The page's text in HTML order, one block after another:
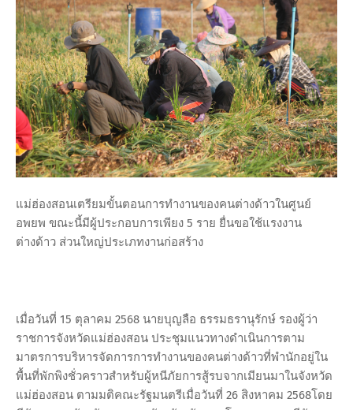
แม่ฮ่องสอนเตรียมขั้นตอนการทำงานของคนต่างด้าวในศูนย์
อพยพ ขณะนี้มีผู้ประกอบการเพียง 5 ราย ยื่นขอใช้แรงงาน
ต่างด้าว ส่วนใหญ่ประเภทงานก่อสร้าง
เมื่อวันที่ 15 ตุลาคม 2568 นายบุญลือ ธรรมธรานุรักษ์ รองผู้ว่า
ราชการจังหวัดแม่ฮ่องสอน ประชุมแนวทางดำเนินการตาม
มาตรการบริหารจัดการการทำงานของคนต่างด้าวที่พำนักอยู่ใน
พื้นที่พักพิงชั่วคราวสำหรับผู้หนีภัยการสู้รบจากเมียนมาในจังหวัด
แม่ฮ่องสอน ตามมติคณะรัฐมนตรีเมื่อวันที่ 26 สิงหาคม 2568โดย